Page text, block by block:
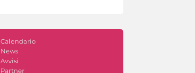
Calendario
News
Avvisi
Partner